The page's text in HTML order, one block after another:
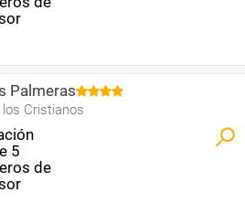
Palmeras
los Cristianos